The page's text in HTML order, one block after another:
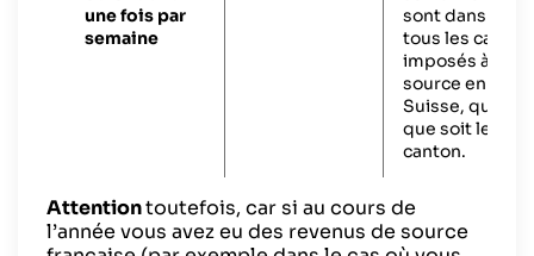
une fois par
semaine
sont dans
tous les cas
imposés à la
source en
Suisse, quel
que soit le
canton.
Attentiontoutefois, car si au cours de
l’année vous avez eu des revenus de source